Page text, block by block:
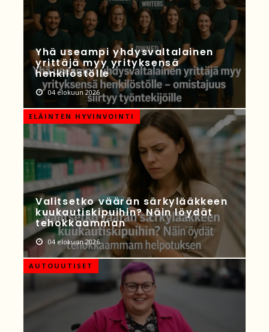
Yhä useampi yhdysvaltalainen
yrittäjä myy yrityksensä
henkilöstölle
04 elokuun 2026
ELÄINTEN HYVINVOINTI
Valitsetko väärän särkylääkkeen
kuukautiskipuihin? Näin löydät
tehokkaamman
04 elokuun 2026
AUTOUUTISET